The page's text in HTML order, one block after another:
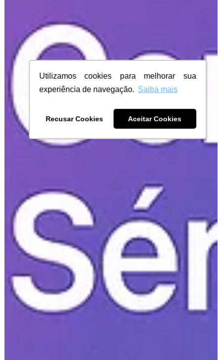
Utilizamos cookies para melhorar sua
experiência de navegação. Saiba mais
Recusar Cookies Aceitar Cookies